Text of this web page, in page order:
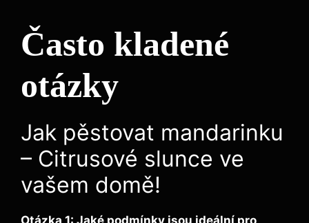
Často kladené
otázky
Jak pěstovat mandarinku
– Citrusové slunce ve
vašem domě!